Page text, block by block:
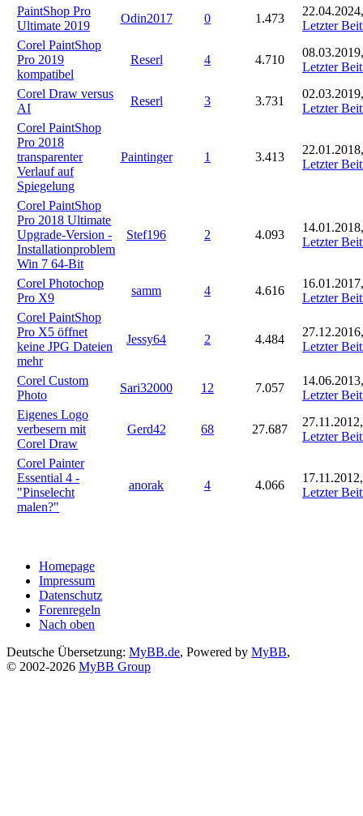
PaintShop Pro
Ultimate 2019
Odin2017 0 1.473
Letzter
Corel PaintShop
Pro 2019
kompatibel
Reserl 4 4.710
Letzter
Corel Draw versus
AI
Reserl 3 3.731
Letzter
Corel PaintShop
Pro 2018
transparenter
Verlauf auf
Spiegelung
Paintinger 1 3.413
Letzter
Corel PaintShop
Pro 2018 Ultimate
Upgrade-Version -
Installationproblem
Win 7 64-Bit
Stef196 2 4.093
Letzter
Corel Photochop
Pro X9
samm 4 4.616
Letzter
Corel PaintShop
Pro X5 öffnet
keine JPG Dateien
mehr
Jessy64 2 4.484
Letzter
Corel Custom
Photo
Sari32000 12 7.057
Letzter
Eigenes Logo
verbesern mit
Corel Draw
Gerd42 68 27.687
Letzter
Corel Painter
Essential 4 -
"Pinselecht
malen?"
anorak 4 4.066
Letzter
Homepage
Impressum
Datenschutz
Forenregeln
Nach oben
Deutsche Übersetzung: MyBB.de, Powered by MyBB,
© 2002-2026 MyBB Group